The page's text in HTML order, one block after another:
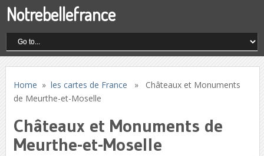
Notrebellefrance
Home » les cartes de France » Châteaux et Monuments
de Meurthe-et-Moselle
Châteaux et Monuments de
Meurthe-et-Moselle